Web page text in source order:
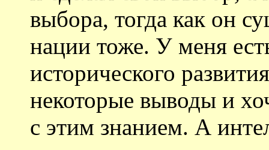
выбора, тогда как он
нации тоже. У меня
исторического
некоторые выводы и
с этим знанием. А